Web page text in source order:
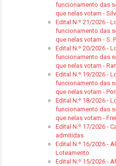
funcionamento das
que nelas votam -
Edital N.º 21/2026 -
funcionamento das
que nelas votam - S.
Edital N.º 20/2026 -
funcionamento das
que nelas votam -
Edital N.º 19/2026 -
funcionamento das
que nelas votam -
Edital N.º 18/2026 -
funcionamento das
que nelas votam -
Edital N.º 17/2026 -
admitidas
Edital N.º 16/2026 -
Loteamento
Edital N.º 15/2026 -